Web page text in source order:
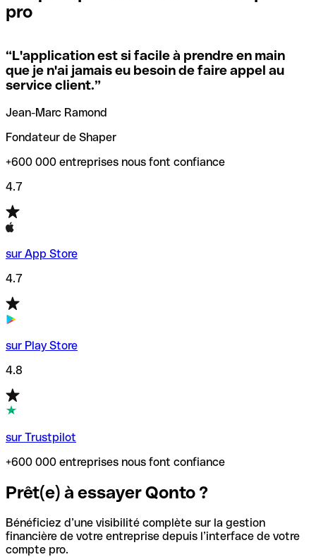
locales.
Si vous n'êtes pas sûr du code SWIFT que vous devriez
utiliser, nous avons développé un outil de recherche de
codes SWIFT par nom de banque.
vérification/recherche de codes SWIFT. Ainsi, vous pouvez
trouver et vérifier vos codes SWIFT avant de réaliser vos
transferts d’argent.
pro
“L'application est si facile à prendre en main
que je n'ai jamais eu besoin de faire appel au
service client.”
Jean-Marc Ramond
Fondateur de Shaper
+600 000 entreprises nous font confiance
4.7
sur App Store
4.7
sur Play Store
4.8
sur Trustpilot
+600 000 entreprises nous font confiance
Prêt(e) à essayer Qonto ?
Bénéficiez d’une visibilité complète sur la gestion
financière de votre entreprise depuis l’interface de votre
compte pro.